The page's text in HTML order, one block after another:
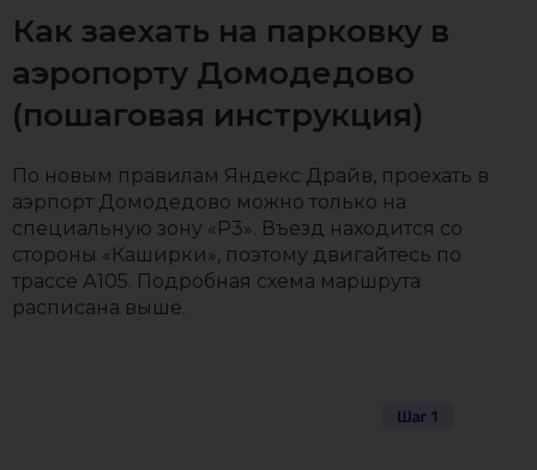
Как заехать на парковку в
аэропорту Домодедово
(пошаговая инструкция)
По новым правилам Яндекс Драйв, проехать в
аэрпорт Домодедово можно только на
специальную зону «Р3». Въезд находится со
стороны «Каширки», поэтому двигайтесь по
трассе А105. Подробная схема маршрута
расписана выше.